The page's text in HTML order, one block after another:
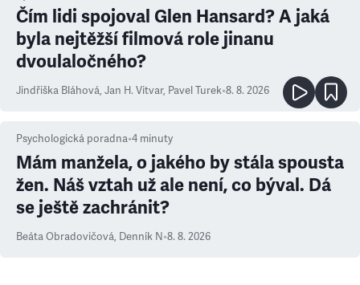
Čím lidi spojoval Glen Hansard? A jaká
byla nejtěžší filmová role jinanu
dvoulaločného?
Jindřiška Bláhová, Jan H. Vitvar, Pavel Turek•8. 8. 2026
Psychologická poradna•4 minuty
Mám manžela, o jakého by stála spousta
žen. Náš vztah už ale není, co býval. Dá
se ještě zachránit?
Beáta Obradovičová, Denník N•8. 8. 2026